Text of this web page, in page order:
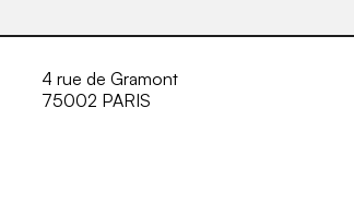
4 rue de Gramont
75002 PARIS